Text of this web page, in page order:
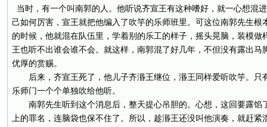
当时，有一个叫南郭的人。他听说齐宣王有这种嗜好，就一心想混
己如何厉害，宣王就把他编入了吹竽的乐师班里。可这位南郭先生根
的时候，他就混在队伍里，学着别的乐工的样子，摇头晃脑，装模做
王也听不出谁会谁不会。就这样，南郭混了好几年，不但没有露出马
优厚的赏赐。
后来，齐宣王死了，他儿子齐湣王继位，湣王同样爱听吹竽。只
乐师门一个个单独吹给他听。
南郭先生听到这个消息后，整天提心吊胆的。心想，这回要露馅
上的罪名，连脑袋也保不住了。所以，趁湣王还没叫他演奏，就赶紧